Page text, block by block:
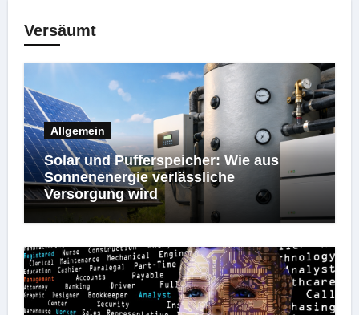
Versäumt
Allgemein
Solar und Pufferspeicher: Wie aus
Sonnenenergie verlässliche
Versorgung wird